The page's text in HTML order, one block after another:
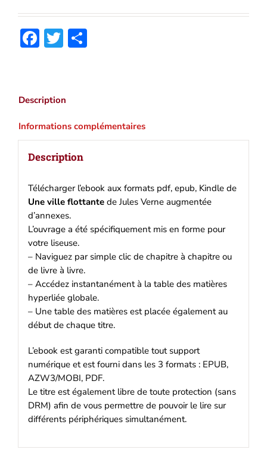
flottante
(Jules
epub,
Kindle
Facebook
Twitter
Description
Informations complémentaires
Description
Télécharger l’ebook aux formats pdf, epub, Kindle de
Une ville flottantede Jules Verne augmentée
d’annexes.
L’ouvrage a été spécifiquement mis en forme pour
votre liseuse.
– Naviguez par simple clic de chapitre à chapitre ou
de livre à livre.
– Accédez instantanément à la table des matières
hyperliée globale.
– Une table des matières est placée également au
début de chaque titre.
L’ebook est garanti compatible tout support
numérique et est fourni dans les 3 formats : EPUB,
AZW3/MOBI, PDF.
Le titre est également libre de toute protection (sans
DRM) afin de vous permettre de pouvoir le lire sur
différents périphériques simultanément.